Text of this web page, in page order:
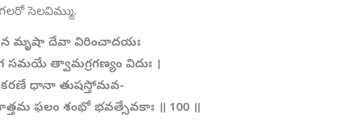
సెలవిమ్ము.
న మృషా దేవా విరించాదయః
సమయే త్వామగ్రగణ్యం విదుః ।
ధానా తుషస్తోమవ-
ఫలం శంభో భవత్సేవకాః ॥ 100 ॥